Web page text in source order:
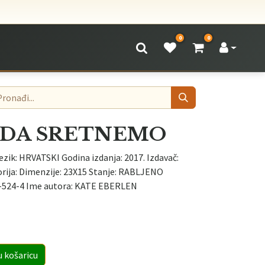
0 0
SRETNEMO
HRVATSKI Godina izdanja: 2017. Izdavač:
Dimenzije: 23X15 Stanje: RABLJENO
4 Ime autora: KATE EBERLEN
košaricu